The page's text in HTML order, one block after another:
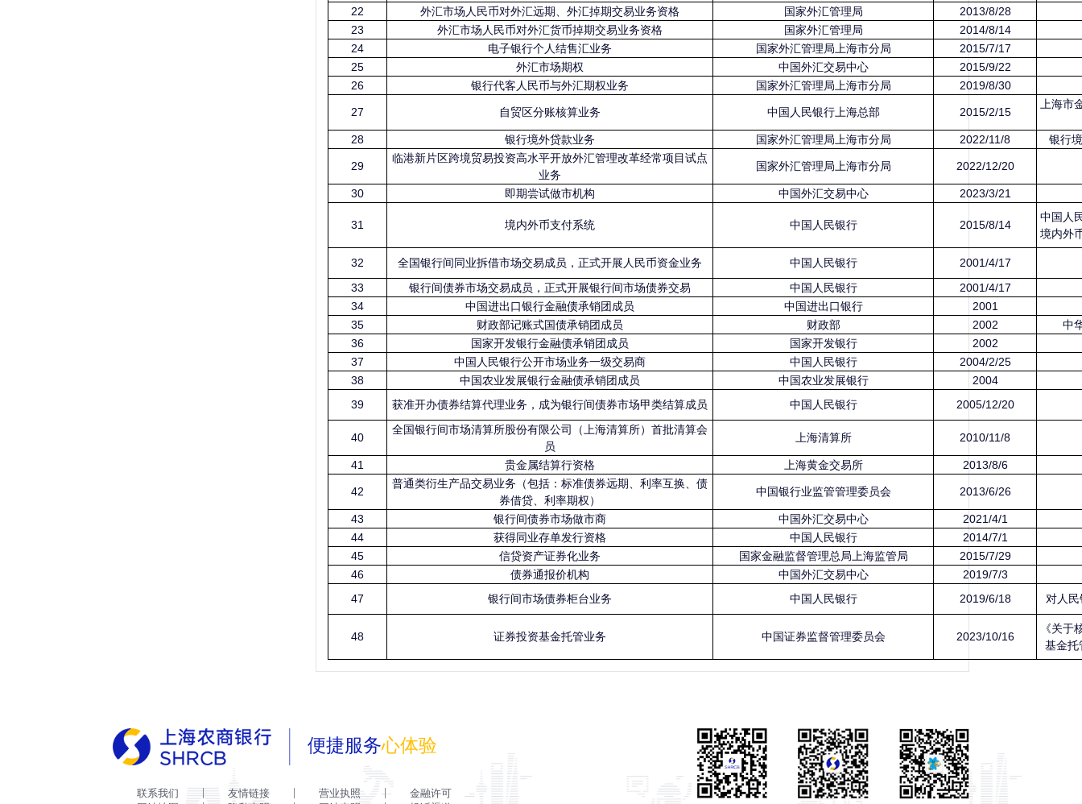
22
外汇市场人民币对外汇远期、外汇掉期交易业务资格 国家外汇管理局
2013/8/28
23
外汇市场人民币对外汇货币掉期交易业务资格 国家外汇管理局
2014/8/14
24
电子银行个人结售汇业务 国家外汇管理局上海市分局
2015/7/17
25
外汇市场期权 中国外汇交易中心
2015/9/22
26
银行代客人民币与外汇期权业务 国家外汇管理局上海市分局 2019/8/30
27 自贸区分账核算业务 中国人民银行上海总部 2015/2/15
上海市
28 银行境外贷款业务 国家外汇管理局上海市分局 2022/11/8 银行
29
临港新片区跨境贸易投资高水平开放外汇管理改革经常项目试点
业务
国家外汇管理局上海市分局 2022/12/20
30 即期尝试做市机构 中国外汇交易中心 2023/3/21
31 境内外币支付系统 中国人民银行 2015/8/14
中国人
境内外
32 全国银行间同业拆借市场交易成员，正式开展人民币资金业务 中国人民银行
2001/4/17
33
银行间债券市场交易成员，正式开展银行间市场债券交易 中国人民银行
2001/4/17
34
中国进出口银行金融债承销团成员 中国进出口银行
2001
35
财政部记账式国债承销团成员 财政部 2002
中
36
国家开发银行金融债承销团成员 国家开发银行
2002
37
中国人民银行公开市场业务一级交易商 中国人民银行
2004/2/25
38
中国农业发展银行金融债承销团成员 中国农业发展银行
2004
39
获准开办债券结算代理业务，成为银行间债券市场甲类结算成员 中国人民银行 2005/12/20
40
全国银行间市场清算所股份有限公司（上海清算所）首批清算会
员
上海清算所 2010/11/8
41 贵金属结算行资格 上海黄金交易所 2013/8/6
42
普通类衍生产品交易业务（包括：标准债券远期、利率互换、债
券借贷、利率期权）
中国银行业监管管理委员会 2013/6/26
43 银行间债券市场做市商 中国外汇交易中心
2021/4/1
44
获得同业存单发行资格 中国人民银行
2014/7/1
45
信贷资产证券化业务 国家金融监督管理总局上海监管局
2015/7/29
46
债券通报价机构 中国外汇交易中心
2019/7/3
47
银行间市场债券柜台业务 中国人民银行 2019/6/18 对人
48 证券投资基金托管业务 中国证券监督管理委员会 2023/10/16
《关于
基金托
便捷服务心体验
联系我们 友情链接 营业执照
金融许可